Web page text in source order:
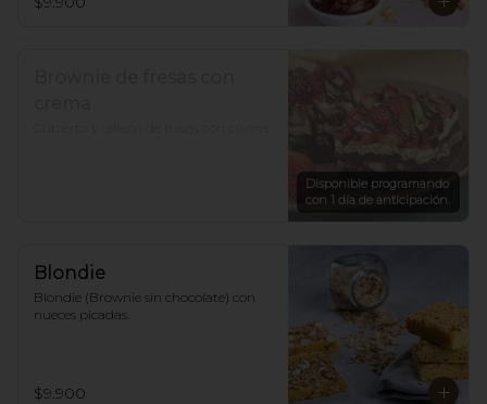
Disponible programando
con 1 día de anticipación.
Blondie
Blondie (Brownie sin chocolate) con
nueces picadas.
$9.900